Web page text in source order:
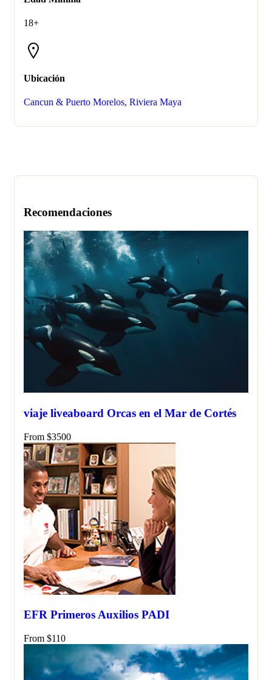
18+
Ubicación
Cancun & Puerto Morelos, Riviera Maya
Recomendaciones
viaje liveaboard Orcas en el Mar de Cortés
From $3500
EFR Primeros Auxilios PADI
From $110